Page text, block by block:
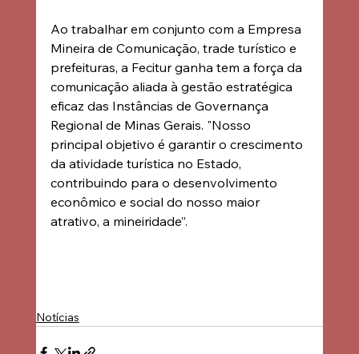
Ao trabalhar em conjunto com a Empresa
Mineira de Comunicação, trade turístico e
prefeituras, a Fecitur ganha tem a força da
comunicação aliada à gestão estratégica
eficaz das Instâncias de Governança
Regional de Minas Gerais. "Nosso
principal objetivo é garantir o crescimento
da atividade turística no Estado,
contribuindo para o desenvolvimento
econômico e social do nosso maior
atrativo, a mineiridade”.
Notícias